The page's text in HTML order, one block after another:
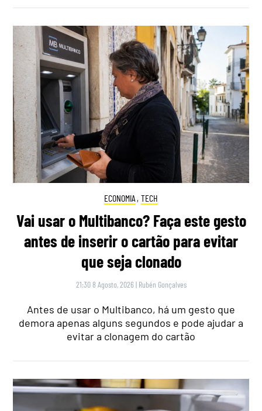
ECONOMIA , TECH
Vai usar o Multibanco? Faça este gesto
antes de inserir o cartão para evitar
que seja clonado
21:30 8 Agosto, 2026 | Rubén Gonçalves
Antes de usar o Multibanco, há um gesto que
demora apenas alguns segundos e pode ajudar a
evitar a clonagem do cartão